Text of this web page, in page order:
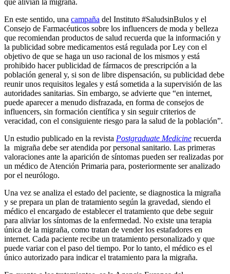
En este sentido, una campaña del Instituto #SaludsinBulos y el
Consejo de Farmacéuticos sobre los influencers de moda y belleza
que recomiendan productos de salud recuerda que la información y
la publicidad sobre medicamentos está regulada por Ley con el
objetivo de que se haga un uso racional de los mismos y está
prohibido hacer publicidad de fármacos de prescripción a la
población general y, si son de libre dispensación, su publicidad debe
reunir unos requisitos legales y está sometida a la supervisión de las
autoridades sanitarias. Sin embargo, se advierte que “en internet,
puede aparecer a menudo disfrazada, en forma de consejos de
influencers, sin formación científica y sin seguir criterios de
veracidad, con el consiguiente riesgo para la salud de la población”.
Un estudio publicado en la revista Postgraduate Medicine recuerda
la migraña debe ser atendida por personal sanitario. Las primeras
valoraciones ante la aparición de síntomas pueden ser realizadas por
un médico de Atención Primaria para, posteriormente ser analizado
por el neurólogo.
Una vez se analiza el estado del paciente, se diagnostica la migraña
y se prepara un plan de tratamiento según la gravedad, siendo el
médico el encargado de establecer el tratamiento que debe seguir
para aliviar los síntomas de la enfermedad. No existe una terapia
única de la migraña, como tratan de vender los estafadores en
internet. Cada paciente recibe un tratamiento personalizado y que
puede variar con el paso del tiempo. Por lo tanto, el médico es el
único autorizado para indicar el tratamiento para la migraña.